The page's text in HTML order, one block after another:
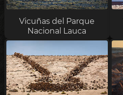
Vicuñas del Parque
Nacional Lauca